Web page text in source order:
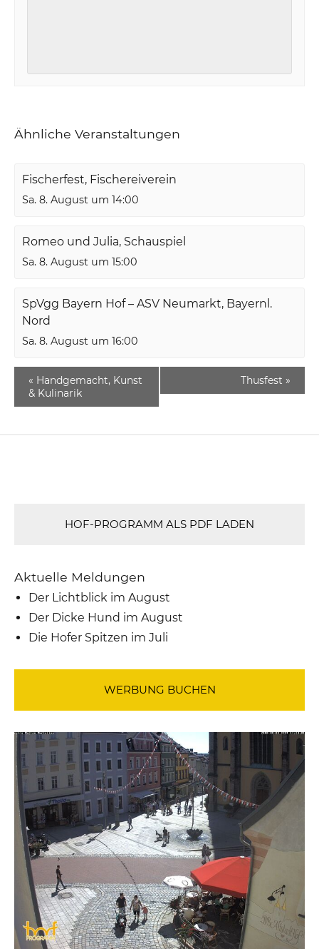
Ähnliche Veranstaltungen
Fischerfest, Fischereiverein
Sa. 8. August um 14:00
Romeo und Julia, Schauspiel
Sa. 8. August um 15:00
SpVgg Bayern Hof – ASV Neumarkt, Bayernl.
Nord
Sa. 8. August um 16:00
« Handgemacht, Kunst
& Kulinarik
Thusfest »
HOF-PROGRAMM ALS PDF LADEN
Aktuelle Meldungen
Der Lichtblick im August
Der Dicke Hund im August
Die Hofer Spitzen im Juli
WERBUNG BUCHEN